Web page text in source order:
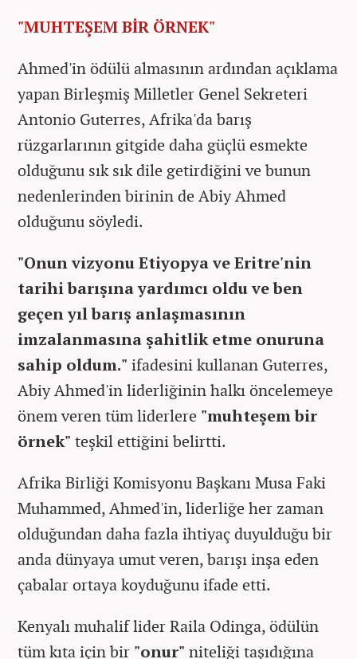
"MUHTEŞEM BİR ÖRNEK"
Ahmed'in ödülü almasının ardından açıklama
yapan Birleşmiş Milletler Genel Sekreteri
Antonio Guterres, Afrika'da barış
rüzgarlarının gitgide daha güçlü esmekte
olduğunu sık sık dile getirdiğini ve bunun
nedenlerinden birinin de Abiy Ahmed
olduğunu söyledi.
"Onun vizyonu Etiyopya ve Eritre'nin
tarihi barışına yardımcı oldu ve ben
geçen yıl barış anlaşmasının
imzalanmasına şahitlik etme onuruna
sahip oldum." ifadesini kullanan Guterres,
Abiy Ahmed'in liderliğinin halkı öncelemeye
önem veren tüm liderlere "muhteşem bir
örnek" teşkil ettiğini belirtti.
Afrika Birliği Komisyonu Başkanı Musa Faki
Muhammed, Ahmed'in, liderliğe her zaman
olduğundan daha fazla ihtiyaç duyulduğu bir
anda dünyaya umut veren, barışı inşa eden
çabalar ortaya koyduğunu ifade etti.
Kenyalı muhalif lider Raila Odinga, ödülün
tüm kıta için bir "onur" niteliği taşıdığına